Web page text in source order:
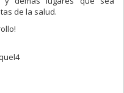
de la salud.